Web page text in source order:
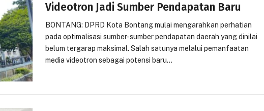
Videotron Jadi Sumber Pendapatan Baru
BONTANG: DPRD Kota Bontang mulai mengarahkan perhatian
pada optimalisasi sumber-sumber pendapatan daerah yang dinilai
belum tergarap maksimal. Salah satunya melalui pemanfaatan
media videotron sebagai potensi baru…